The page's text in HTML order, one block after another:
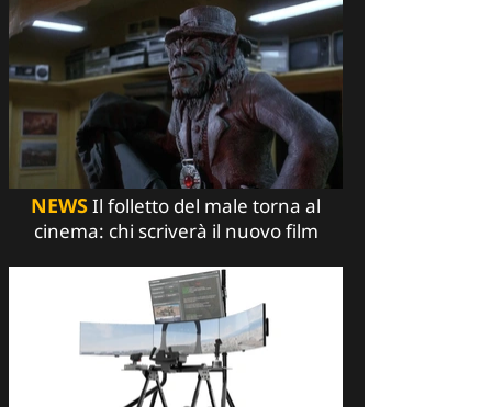
NEWSIl folletto del male torna al
cinema: chi scriverà il nuovo film